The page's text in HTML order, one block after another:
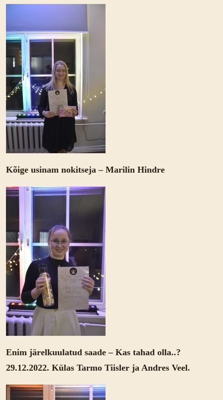
Kõige usinam nokitseja – Marilin Hindre
Enim järelkuulatud saade – Kas tahad olla..?
29.12.2022. Külas Tarmo Tiisler ja Andres Veel.